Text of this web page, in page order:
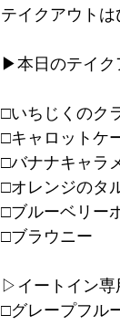
テイクアウトは
▶︎本日のテイク
□いちじくのク
□キャロットケ
□バナナキャラ
□オレンジのタ
□ブルーベリー
□ブラウニー
▷イートイン専
□グレープフル